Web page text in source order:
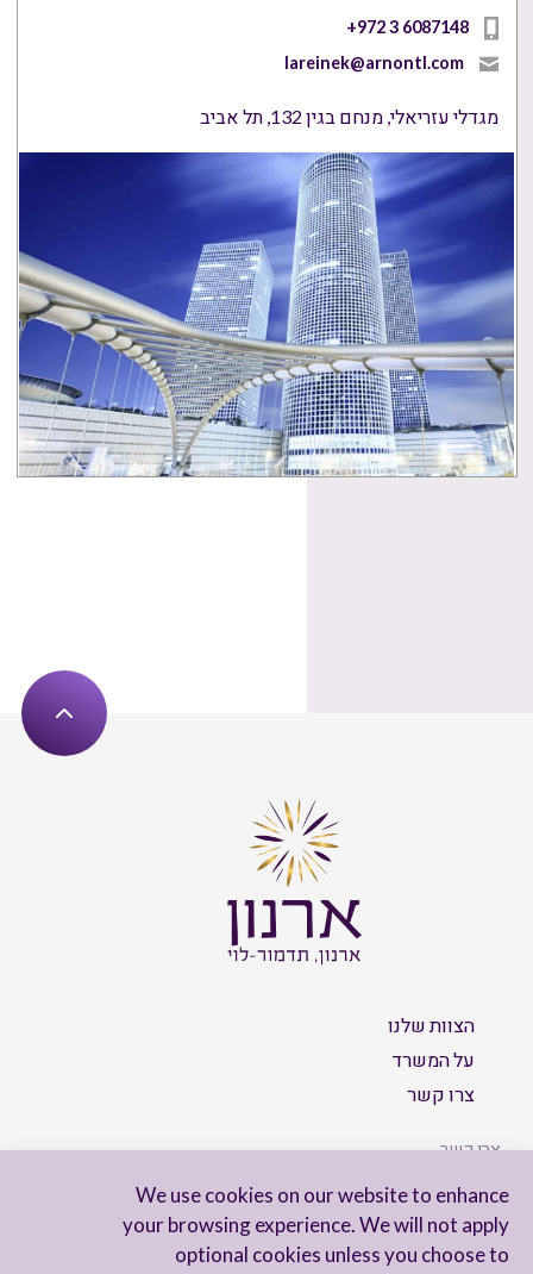
We use cookies on our website to enhance
your browsing experience. We will not apply
optional cookies unless you choose to
+972 3 6087148
lareinek@arnontl.com
מגדלי עזריאלי, מנחם בגין 132, תל אביב
הצוות שלנו
על המשרד
צרו קשר
צרו קשר
הישארו מעודכנים